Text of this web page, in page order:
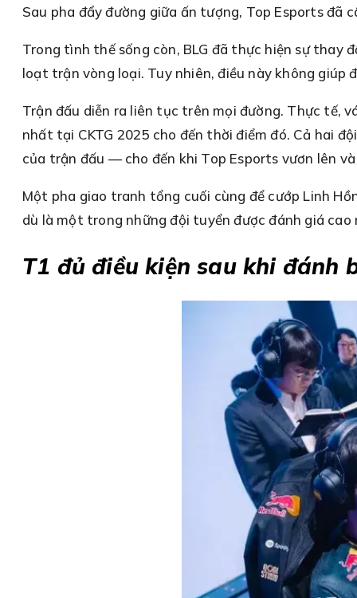
Sau pha đẩy đường giữa ấn tượng, Top Esports đã
Trong tình thế sống còn, BLG đã thực hiện sự thay
loạt trận vòng loại. Tuy nhiên, điều này không
Trận đấu diễn ra liên tục trên mọi đường. Thực tế,
nhất tại CKTG 2025 cho đến thời điểm đó. Cả hai
của trận đấu — cho đến khi Top Esports vươn lên
Một pha giao tranh tổng cuối cùng để cướp Linh
dù là một trong những đội tuyển được đánh giá
T1 đủ điều kiện sau khi đánh